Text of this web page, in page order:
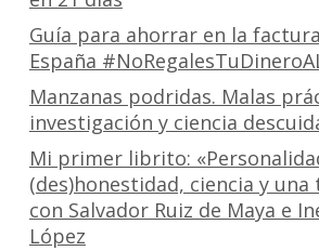
Guía para ahorrar en la
España
Manzanas podridas. Malas
investigación y ciencia
Mi primer librito:
(des)honestidad, ciencia y una
con Salvador Ruiz de Maya e
López